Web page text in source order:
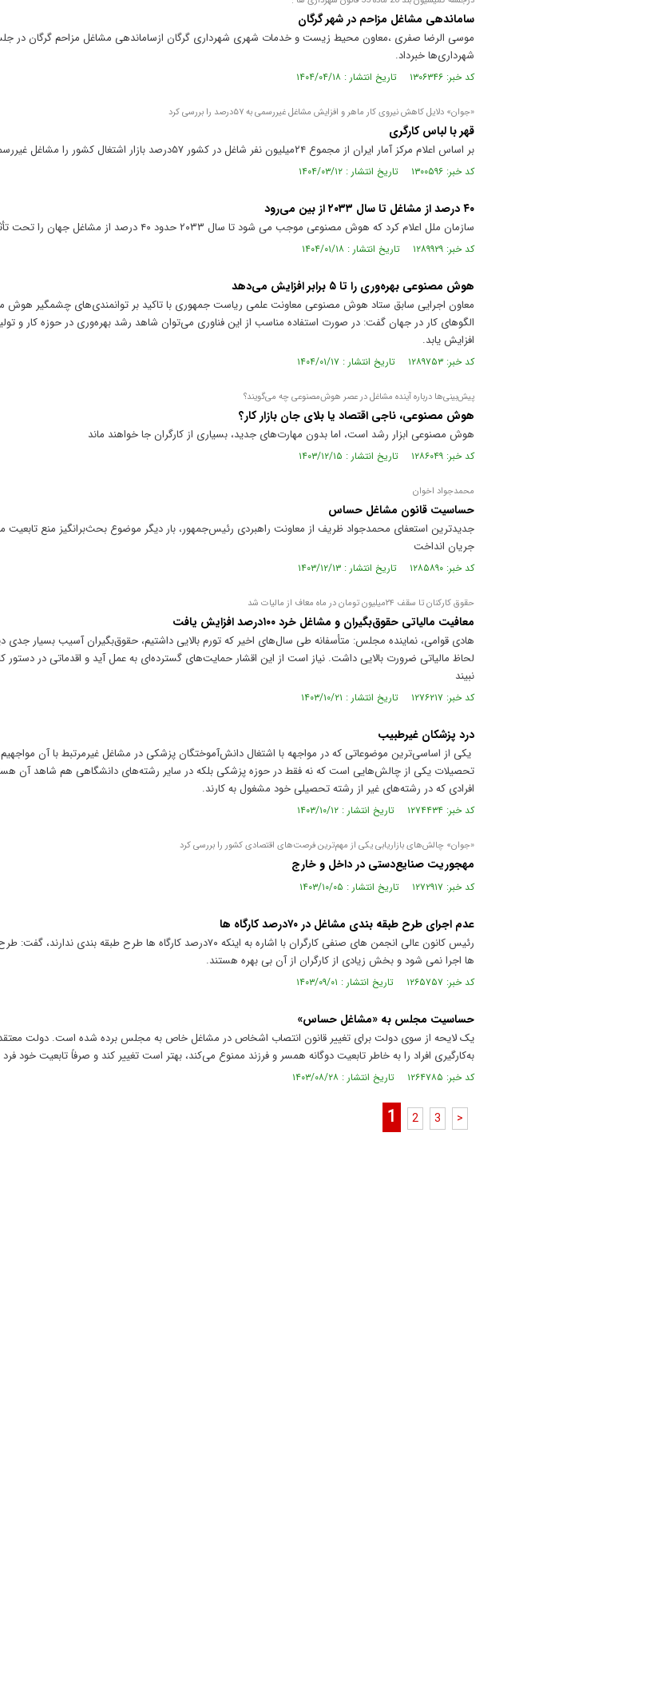
ساماندهی مشاغل مزاحم در شهر گرگان
شهرداری‌ها خبرداد.
کد خبر: ۱۳۰۶۳۴۶ تاریخ انتشار : ۱۴۰۴/۰۴/۱۸
«جوان» دلایل کاهش نیروی کار ماهر و افزایش مشاغل غیررسمی به ۵۷‌درصد را بررسی کرد
قهر با لباس کارگری
بر اساس اعلام مرکز آمار ایران از مجموع ۲۴‌میلیون نفر شاغل در کشور ۵۷‌درصد بازار اشتغال کشور را مشاغل غیررسمی تشکیل می‌دهند
کد خبر: ۱۳۰۰۵۹۶ تاریخ انتشار : ۱۴۰۴/۰۳/۱۲
۴۰ درصد از مشاغل تا سال ۲۰۳۳ از بین می‌رود
سازمان ملل اعلام کرد که هوش مصنوعی موجب می شود تا سال ۲۰۳۳ حدود ۴۰ درصد از مشاغل جهان را تحت تأثیر قرار دهد.
کد خبر: ۱۲۸۹۹۲۹ تاریخ انتشار : ۱۴۰۴/۰۱/۱۸
هوش مصنوعی بهره‌وری را تا ۵ برابر افزایش می‌دهد
معاون اجرایی سابق ستاد هوش مصنوعی معاونت علمی ریاست جمهوری با تاکید بر توانمندی‌های چشمگیر هوش
افزایش یابد.
کد خبر: ۱۲۸۹۷۵۳ تاریخ انتشار : ۱۴۰۴/۰۱/۱۷
پیش‌بینی‌ها درباره آینده مشاغل در عصر هوش‌مصنوعی چه می‌گویند؟
هوش مصنوعی، ناجی اقتصاد یا بلای جان بازار کار؟
هوش مصنوعی ابزار رشد است، اما بدون مهارت‌های جدید، بسیاری از کارگران جا خواهند ماند
کد خبر: ۱۲۸۶۰۴۹ تاریخ انتشار : ۱۴۰۳/۱۲/۱۵
محمدجواد اخوان
حساسیت قانون مشاغل حساس
جدیدترین استعفای محمدجواد ظریف از معاونت راهبردی رئیس‌جمهور، بار دیگر موضوع بحث‌برانگیز منع
جریان انداخت
کد خبر: ۱۲۸۵۸۹۰ تاریخ انتشار : ۱۴۰۳/۱۲/۱۳
حقوق کارکنان تا سقف ۲۴‌میلیون تومان در ماه معاف از مالیات شد
معافیت مالیاتی حقوق‌بگیران و مشاغل خرد ۱۰۰‌درصد افزایش یافت
هادی قوامی، نماینده مجلس: متأسفانه طی سال‌های اخیر که تورم بالایی داشتیم، حقوق‌بگیران آسیب بسیار جدی
لحاظ مالیاتی ضرورت بالایی داشت. نیاز است از این اقشار حمایت‌های گسترده‌ای به عمل آید و اقدماتی در
نبیند
کد خبر: ۱۲۷۶۲۱۷ تاریخ انتشار : ۱۴۰۳/۱۰/۲۱
درد پزشکان غیرطبیب
یکی از اساسی‌ترین موضوعاتی که در مواجهه با اشتغال دانش‌آموختگان پزشکی در مشاغل غیر‌مرتبط با آن
تحصیلات یکی از چالش‌هایی است که نه فقط در حوزه پزشکی بلکه در سایر رشته‌های دانشگاهی هم شاهد آن
افرادی که در رشته‌های غیر از رشته تحصیلی خود مشغول به کارند.
کد خبر: ۱۲۷۴۴۳۴ تاریخ انتشار : ۱۴۰۳/۱۰/۱۲
«جوان» چالش‌های بازاریابی یکی از مهم‌ترین فرصت‌های اقتصادی کشور را بررسی کرد
مهجوریت صنایع‌دستی در داخل و خارج
کد خبر: ۱۲۷۲۹۱۷ تاریخ انتشار : ۱۴۰۳/۱۰/۰۵
عدم اجرای طرح طبقه بندی مشاغل در ۷۰درصد کارگاه ها
رئیس کانون عالی انجمن های صنفی کارگران با اشاره به اینکه ۷۰درصد کارگاه ها طرح
ها اجرا نمی شود و بخش زیادی از کارگران از آن بی بهره هستند.
کد خبر: ۱۲۶۵۷۵۷ تاریخ انتشار : ۱۴۰۳/۰۹/۰۱
حساسیت مجلس به «مشاغل حساس»
یک لایحه از سوی دولت برای تغییر قانون انتصاب اشخاص در مشاغل خاص به مجلس برده شده است. دولت
به‌کارگیری افراد را به خاطر تابعیت دوگانه همسر و فرزند ممنوع می‌کند، بهتر است تغییر کند و صرفاً تابعیت خود فرد
کد خبر: ۱۲۶۴۷۸۵ تاریخ انتشار : ۱۴۰۳/۰۸/۲۸
1 2 3 >